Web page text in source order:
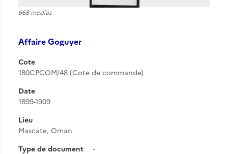
668 medias
Affaire Goguyer
Cote
180CPCOM/48 (Cote de commande)
Date
1899-1909
Lieu
Mascate, Oman
Type de document
-